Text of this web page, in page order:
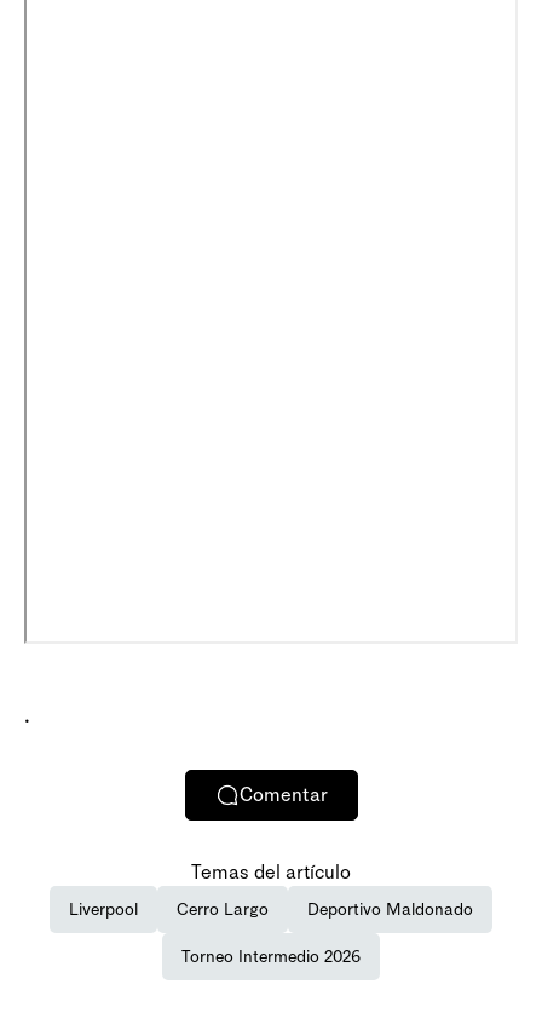
.
Comentar
Temas del artículo
Liverpool Cerro Largo Deportivo Maldonado
Torneo Intermedio 2026